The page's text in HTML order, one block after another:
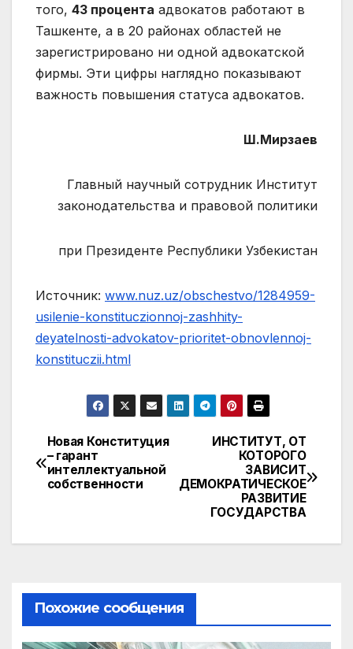
того, 43 процента адвокатов работают в
Ташкенте, а в 20 районах областей не
зарегистрировано ни одной адвокатской
фирмы. Эти цифры наглядно показывают
важность повышения статуса адвокатов.
Ш.Мирзаев
Главный научный сотрудник Институт
законодательства и правовой политики
при Президенте Республики Узбекистан
Источник: www.nuz.uz/obschestvo/1284959-
usilenie-konstituczionnoj-zashhity-
deyatelnosti-advokatov-prioritet-obnovlennoj-
konstituczii.html
Навигация
по
ИНСТИТУТ, ОТ
КОТОРОГО
ЗАВИСИТ
ДЕМОКРАТИЧЕСКОЕ
РАЗВИТИЕ
ГОСУДАРСТВА
Новая Конституция
– гарант
интеллектуальной
собственности
Похожие сообщения